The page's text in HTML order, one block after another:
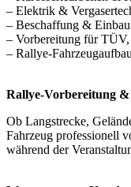
– Elektrik &
– Beschaffung &
– Vorbereitung für
– Rallye-
Rallye-Vorbereitung &
Ob Langstrecke,
Fahrzeug professionell
während der